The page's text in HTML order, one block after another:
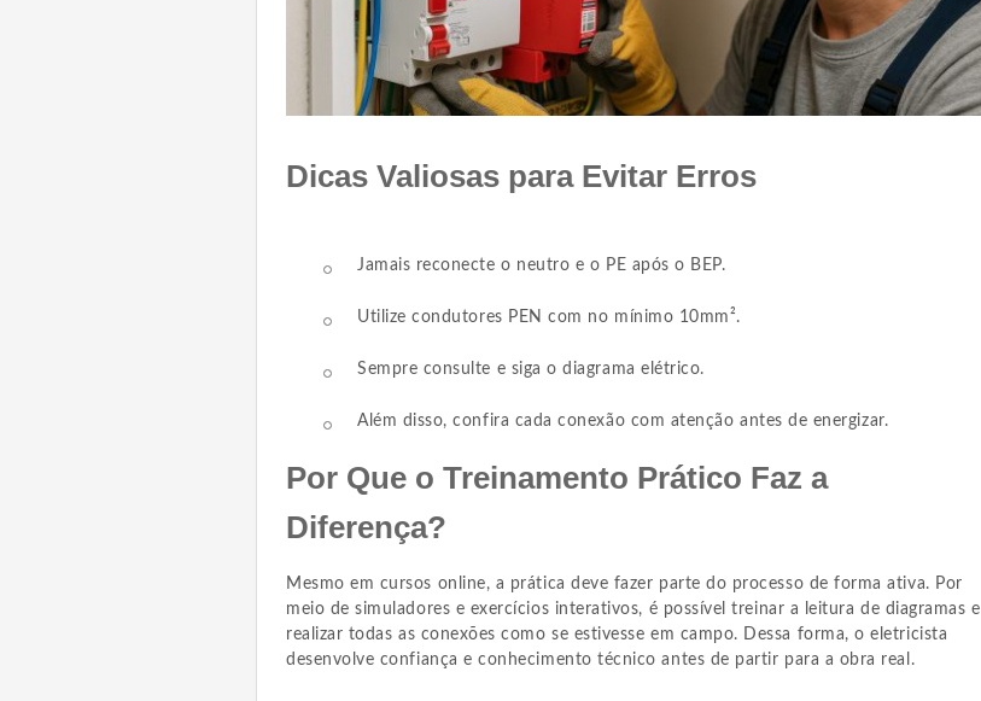
Dicas Valiosas para Evitar Erros
Jamais reconecte o neutro e o PE após o BEP.
Utilize condutores PEN com no mínimo 10mm².
Sempre consulte e siga o diagrama elétrico.
Além disso, confira cada conexão com atenção antes de energizar.
Por Que o Treinamento Prático Faz a
Diferença?
Mesmo em cursos online, a prática deve fazer parte do processo de forma ativa. Por
meio de simuladores e exercícios interativos, é possível treinar a leitura de diagramas e
realizar todas as conexões como se estivesse em campo. Dessa forma, o eletricista
desenvolve confiança e conhecimento técnico antes de partir para a obra real.